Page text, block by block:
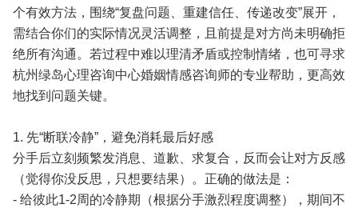
个有效方法，围绕“复盘问题、重建信任、传递改变”展开，
需结合你们的实际情况灵活调整，且前提是对方尚未明确拒
绝所有沟通。若过程中难以理清矛盾或控制情绪，也可寻求
杭州绿岛心理咨询中心婚姻情感咨询师的专业帮助，更高效
地找到问题关键。
1. 先“断联冷静”，避免消耗最后好感
分手后立刻频繁发消息、道歉、求复合，反而会让对方反感
（觉得你没反思，只想要结果）。正确的做法是：
- 给彼此1-2周的冷静期（根据分手激烈程度调整），期间不